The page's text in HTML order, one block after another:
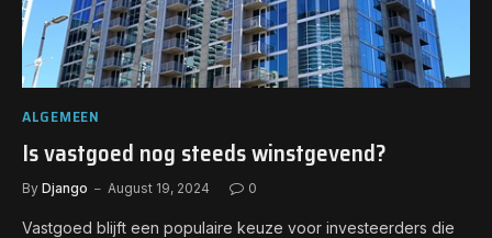
ALGEMEEN
Is vastgoed nog steeds winstgevend?
By Django August 19, 2024 0
Vastgoed blijft een populaire keuze voor investeerders die